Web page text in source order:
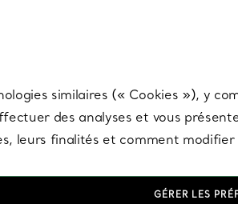
similaires (« Cookies »), y
des analyses et vous
leurs finalités et comment
GÉRER LES